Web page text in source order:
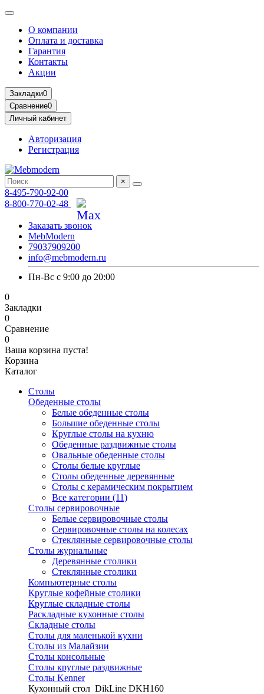
О компании
Оплата и доставка
Гарантия
Контакты
Акции
Закладки0
Сравнение0
Личный кабинет
Авторизация
Регистрация
×
8-495-790-92-00
8-800-770-02-48
Заказать звонок
MebModern
79037909200
info@mebmodern.ru
Пн-Вс с 9:00 до 20:00
0
Закладки
0
Сравнение
0
Ваша корзина пуста!
Корзина
Каталог
Столы
Обеденные столы
Белые обеденные столы
Большие обеденные столы
Круглые столы на кухню
Обеденные раздвижные столы
Овальные обеденные столы
Столы белые круглые
Столы обеденные деревянные
Столы с керамическим покрытием
Все категории (11)
Столы сервировочные
Белые сервировочные столы
Сервировочные столы на колесах
Стеклянные сервировочные столы
Столы журнальные
Деревянные столики
Стеклянные столики
Компьютерные столы
Круглые кофейные столики
Круглые складные столы
Раскладные кухонные столы
Складные столы
Столы для маленькой кухни
Столы из Малайзии
Столы консольные
Столы круглые раздвижные
Столы Kenner
Кухонный стол DikLine DKH160